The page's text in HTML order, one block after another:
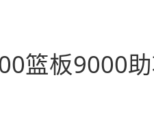
篮板9000